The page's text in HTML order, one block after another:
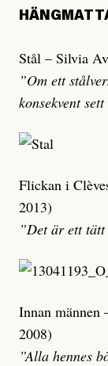
Stål – Silvia
”Om ett
konsekvent
Flickan i
2013)
”Det är ett
Innan männen
2008)
”Alla hennes